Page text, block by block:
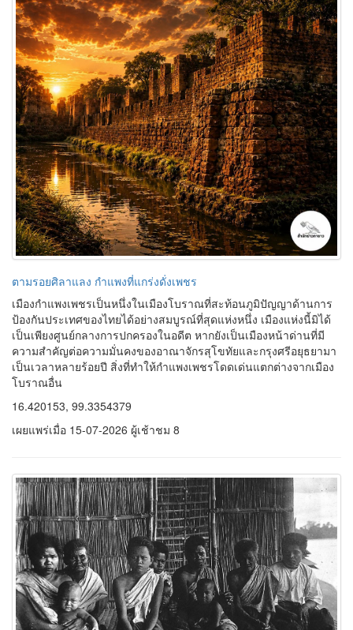
ตามรอยศิลาแลง กำแพงที่แกร่งดั่งเพชร
เมืองกำแพงเพชรเป็นหนึ่งในเมืองโบราณที่สะท้อนภูมิปัญญาด้านการ
ป้องกันประเทศของไทยได้อย่างสมบูรณ์ที่สุดแห่งหนึ่ง เมืองแห่งนี้มิได้
เป็นเพียงศูนย์กลางการปกครองในอดีต หากยังเป็นเมืองหน้าด่านที่มี
ความสำคัญต่อความมั่นคงของอาณาจักรสุโขทัยและกรุงศรีอยุธยามา
เป็นเวลาหลายร้อยปี สิ่งที่ทำให้กำแพงเพชรโดดเด่นแตกต่างจากเมือง
โบราณอื่น
16.420153, 99.3354379
เผยแพร่เมื่อ 15-07-2026 ผู้เช้าชม 8